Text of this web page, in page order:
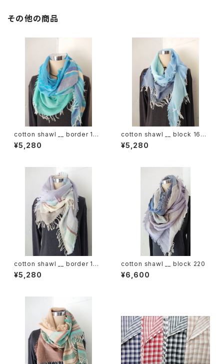
その他の商品
cotton shawl __ border 160
海嶺w
¥5,280
cotton shawl __ block 160
昊天w
¥5,280
cotton shawl __ border 160
甘雨w
¥5,280
cotton shawl __ block 220
¥6,600